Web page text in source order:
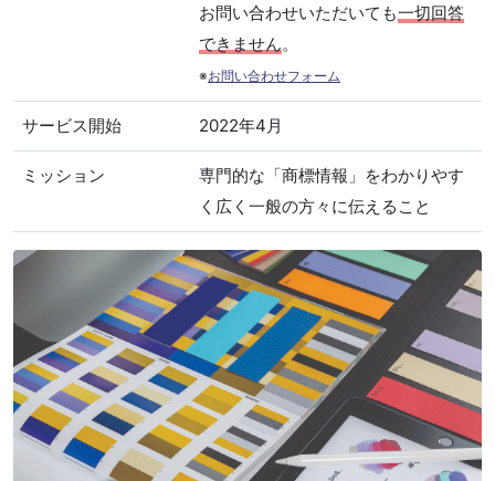
お問い合わせいただいても一切回答
できません。
※お問い合わせフォーム
サービス開始 2022年4月
ミッション
専門的な「商標情報」をわかりやす
く広く一般の方々に伝えること